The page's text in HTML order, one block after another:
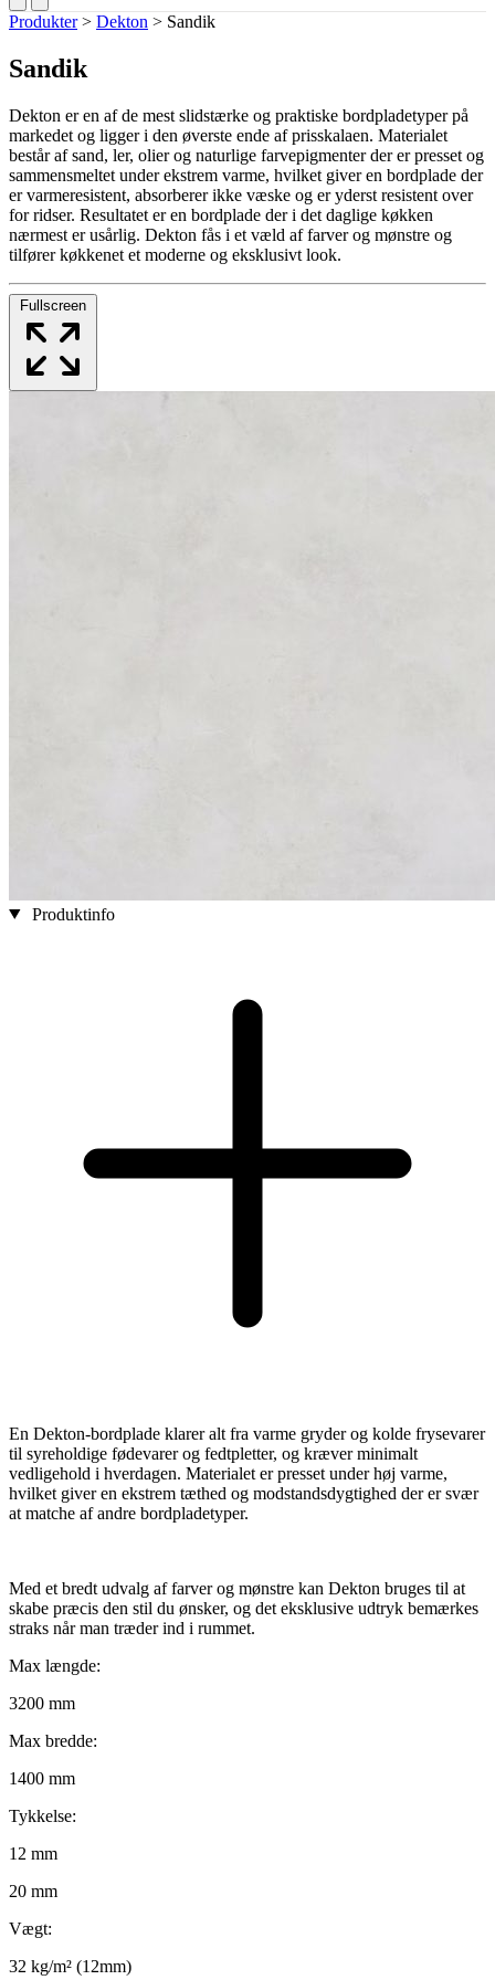
Produkter > Dekton > Sandik
Sandik
Dekton er en af de mest slidstærke og praktiske bordpladetyper på
markedet og ligger i den øverste ende af prisskalaen. Materialet
består af sand, ler, olier og naturlige farvepigmenter der er presset og
sammensmeltet under ekstrem varme, hvilket giver en bordplade der
er varmeresistent, absorberer ikke væske og er yderst resistent over
for ridser. Resultatet er en bordplade der i det daglige køkken
nærmest er usårlig. Dekton fås i et væld af farver og mønstre og
tilfører køkkenet et moderne og eksklusivt look.
Fullscreen
Produktinfo
En Dekton-bordplade klarer alt fra varme gryder og kolde frysevarer
til syreholdige fødevarer og fedtpletter, og kræver minimalt
vedligehold i hverdagen. Materialet er presset under høj varme,
hvilket giver en ekstrem tæthed og modstandsdygtighed der er svær
at matche af andre bordpladetyper.
Med et bredt udvalg af farver og mønstre kan Dekton bruges til at
skabe præcis den stil du ønsker, og det eksklusive udtryk bemærkes
straks når man træder ind i rummet.
Max længde:
3200 mm
Max bredde:
1400 mm
Tykkelse:
12 mm
20 mm
Vægt:
32 kg/m² (12mm)